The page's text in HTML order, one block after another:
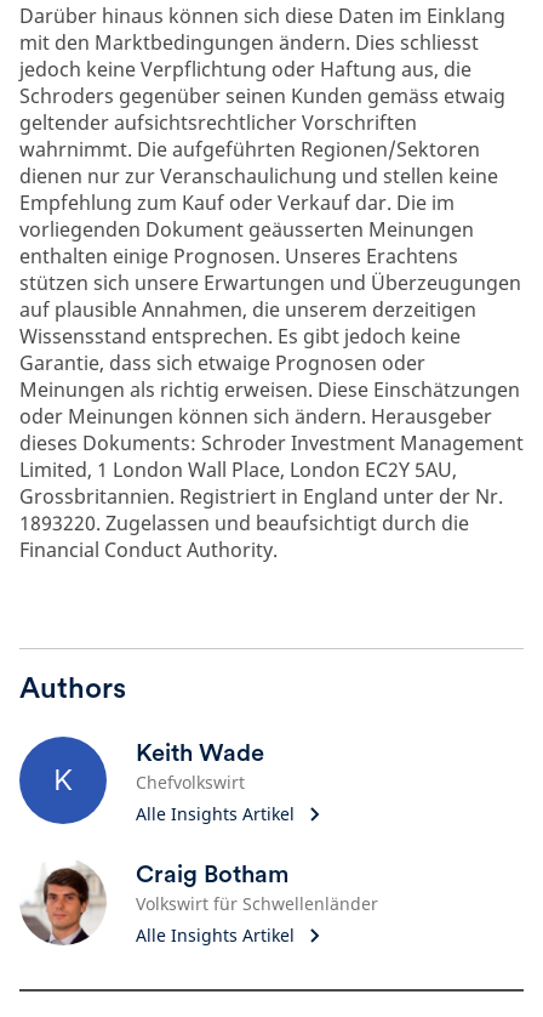
Darüber hinaus können sich diese Daten im Einklang
mit den Marktbedingungen ändern. Dies schliesst
jedoch keine Verpflichtung oder Haftung aus, die
Schroders gegenüber seinen Kunden gemäss etwaig
geltender aufsichtsrechtlicher Vorschriften
wahrnimmt. Die aufgeführten Regionen/Sektoren
dienen nur zur Veranschaulichung und stellen keine
Empfehlung zum Kauf oder Verkauf dar. Die im
vorliegenden Dokument geäusserten Meinungen
enthalten einige Prognosen. Unseres Erachtens
stützen sich unsere Erwartungen und Überzeugungen
auf plausible Annahmen, die unserem derzeitigen
Wissensstand entsprechen. Es gibt jedoch keine
Garantie, dass sich etwaige Prognosen oder
Meinungen als richtig erweisen. Diese Einschätzungen
oder Meinungen können sich ändern. Herausgeber
dieses Dokuments: Schroder Investment Management
Limited, 1 London Wall Place, London EC2Y 5AU,
Grossbritannien. Registriert in England unter der Nr.
1893220. Zugelassen und beaufsichtigt durch die
Financial Conduct Authority.
Authors
K
Keith Wade
Chefvolkswirt
Alle Insights Artikel
Craig Botham
Volkswirt für Schwellenländer
Alle Insights Artikel